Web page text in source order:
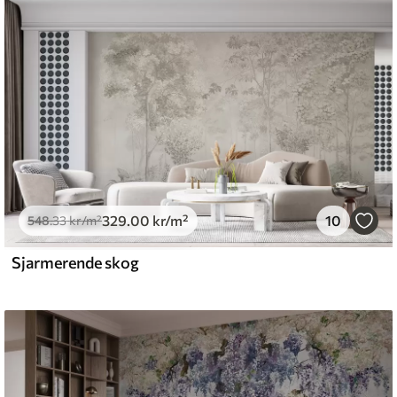
.00399.00kr/m²
and Stick
.00555.00kr/m²
548.33kr/m²329 .00 kr/m² 10
Sjarmerende skog